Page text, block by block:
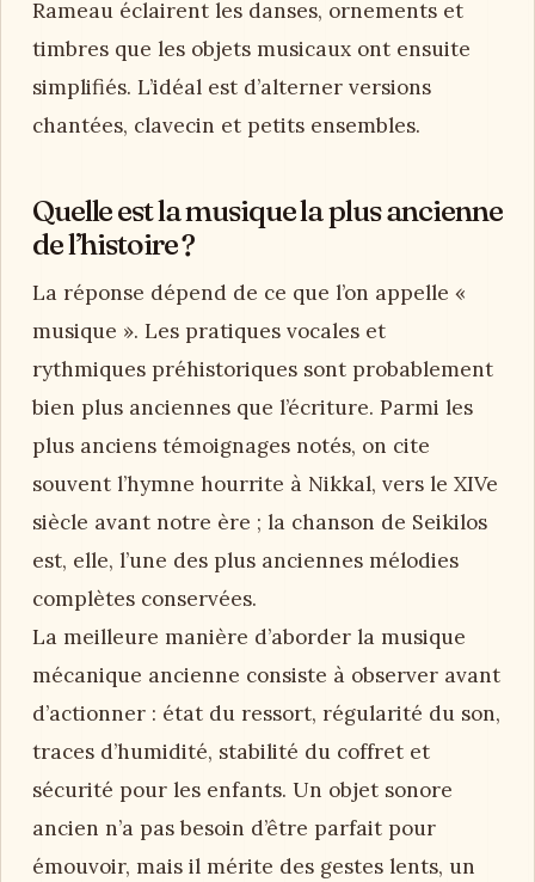
Rameau éclairent les danses, ornements et
timbres que les objets musicaux ont ensuite
simplifiés. L’idéal est d’alterner versions
chantées, clavecin et petits ensembles.
Quelle est la musique la plus ancienne
de l’histoire ?
La réponse dépend de ce que l’on appelle «
musique ». Les pratiques vocales et
rythmiques préhistoriques sont probablement
bien plus anciennes que l’écriture. Parmi les
plus anciens témoignages notés, on cite
souvent l’hymne hourrite à Nikkal, vers le XIVe
siècle avant notre ère ; la chanson de Seikilos
est, elle, l’une des plus anciennes mélodies
complètes conservées.
La meilleure manière d’aborder la musique
mécanique ancienne consiste à observer avant
d’actionner : état du ressort, régularité du son,
traces d’humidité, stabilité du coffret et
sécurité pour les enfants. Un objet sonore
ancien n’a pas besoin d’être parfait pour
émouvoir, mais il mérite des gestes lents, un